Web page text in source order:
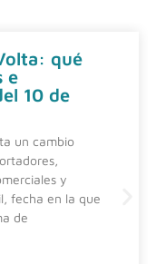
qué
e
10 de
un cambio
y
fecha en la que
de